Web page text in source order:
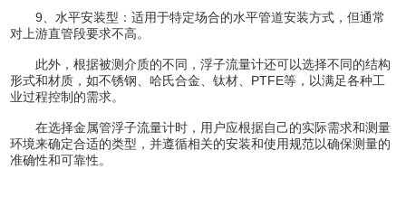
9、水平安装型：适用于特定场合的水平管道安装方式，但通常
对上游直管段要求不高。
此外，根据被测介质的不同，浮子流量计还可以选择不同的结构
形式和材质，如不锈钢、哈氏合金、钛材、PTFE等，以满足各种工
业过程控制的需求。
在选择金属管浮子流量计时，用户应根据自己的实际需求和测量
环境来确定合适的类型，并遵循相关的安装和使用规范以确保测量的
准确性和可靠性。